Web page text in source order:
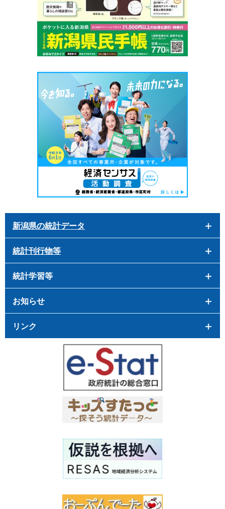
新潟県の統計データ
統計刊行物等
統計学習等
お知らせ
リンク